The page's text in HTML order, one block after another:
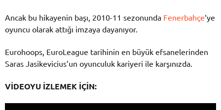
Ancak bu hikayenin başı, 2010-11 sezonunda Fenerbahçe‘ye
oyuncu olarak attığı imzaya dayanıyor.
Eurohoops, EuroLeague tarihinin en büyük efsanelerinden
Saras Jasikevicius’un oyunculuk kariyeri ile karşınızda.
VİDEOYU İZLEMEK İÇİN: